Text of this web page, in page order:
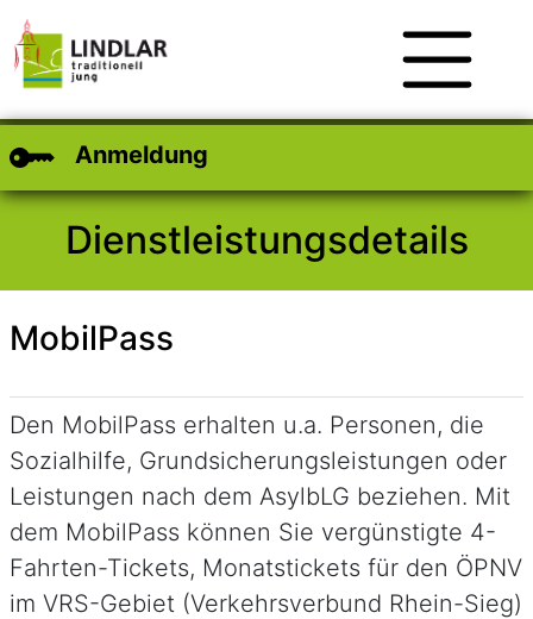
Anmeldung
Dienstleistungsdetails
MobilPass
Kurzbeschreibung
Den MobilPass erhalten u.a. Personen, die
Sozialhilfe, Grundsicherungsleistungen oder
Leistungen nach dem AsylbLG beziehen. Mit
dem MobilPass können Sie vergünstigte 4-
Fahrten-Tickets, Monatstickets für den ÖPNV
im VRS-Gebiet (Verkehrsverbund Rhein-Sieg)